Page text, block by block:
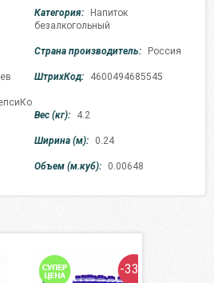
Категория:
Напиток
безалкогольный
Страна производитель: Россия
ШтрихКод: 4600494685545
Вес (кг): 4.2
Ширина (м): 0.24
Объем (м.куб): 0.00648
-33%